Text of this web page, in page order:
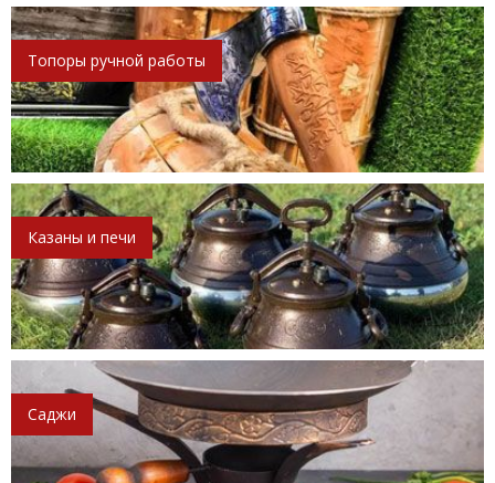
Топоры ручной работы
Казаны и печи
Саджи